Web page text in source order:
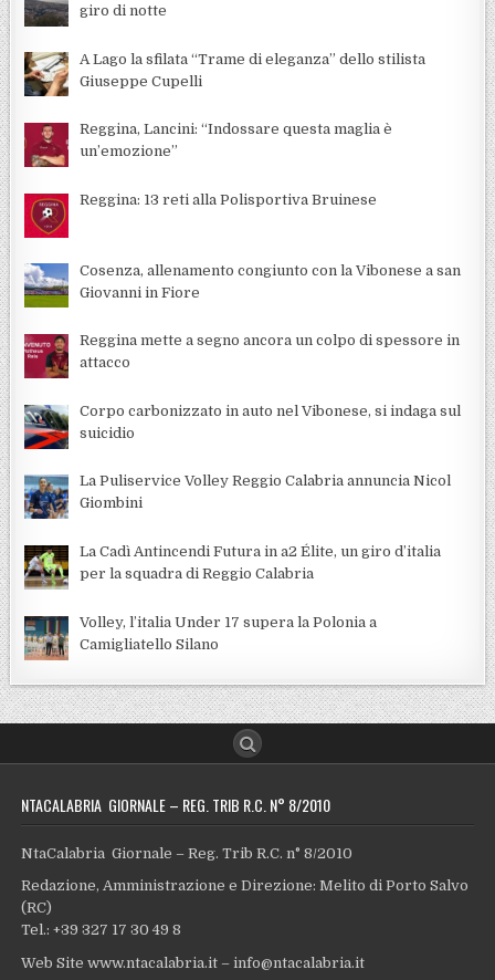
giro di notte
A Lago la sfilata “Trame di eleganza” dello stilista
Giuseppe Cupelli
Reggina, Lancini: “Indossare questa maglia è
un’emozione”
Reggina: 13 reti alla Polisportiva Bruinese
Cosenza, allenamento congiunto con la Vibonese a san
Giovanni in Fiore
Reggina mette a segno ancora un colpo di spessore in
attacco
Corpo carbonizzato in auto nel Vibonese, si indaga sul
suicidio
La Puliservice Volley Reggio Calabria annuncia Nicol
Giombini
La Cadì Antincendi Futura in a2 Élite, un giro d’italia
per la squadra di Reggio Calabria
Volley, l’italia Under 17 supera la Polonia a
Camigliatello Silano
NTACALABRIA GIORNALE – REG. TRIB R.C. N° 8/2010
NtaCalabria Giornale – Reg. Trib R.C. n° 8/2010
Redazione, Amministrazione e Direzione: Melito di Porto Salvo
(RC)
Tel.: +39 327 17 30 49 8
Web Site www.ntacalabria.it – info@ntacalabria.it